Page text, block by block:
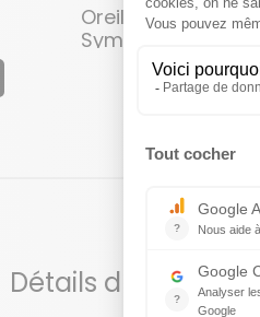
Oreiller
Symphony
199 €
Détails du produit